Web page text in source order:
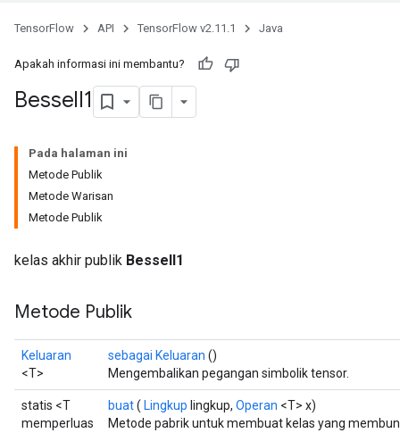
TensorFlow API TensorFlow v2.11.1 Java
Apakah informasi ini membantu?
BesselI1
Pada halaman ini
Metode Publik
Metode Warisan
Metode Publik
kelas akhir publik BesselI1
Metode Publik
Keluaran
<T>
sebagai Keluaran ()
Mengembalikan pegangan simbolik tensor.
statis <T
memperluas
buat( Lingkup lingkup, Operan <T> x)
Metode pabrik untuk membuat kelas yang